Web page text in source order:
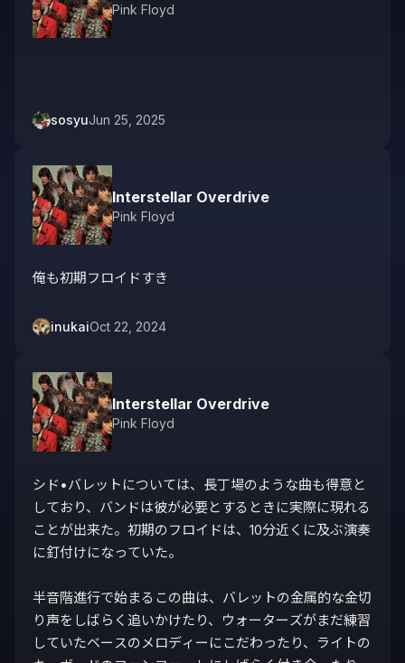
Pink Floyd
sosyuJun 25, 2025
Interstellar Overdrive
Pink Floyd
俺も初期フロイドすき
inukaiOct 22, 2024
Interstellar Overdrive
Pink Floyd
シド•バレットについては、長丁場のような曲も得意と
しており、バンドは彼が必要とするときに実際に現れる
ことが出来た。初期のフロイドは、10分近くに及ぶ演奏
に釘付けになっていた。
半音階進行で始まるこの曲は、バレットの金属的な金切
り声をしばらく追いかけたり、ウォーターズがまだ練習
していたベースのメロディーにこだわったり、ライトの